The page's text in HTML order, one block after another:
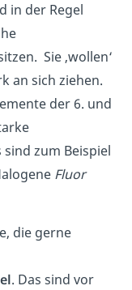
in der Regel
Sie ‚wollen‘
an sich ziehen.
der 6. und
zum Beispiel
Fluor
die gerne
. Das sind vor